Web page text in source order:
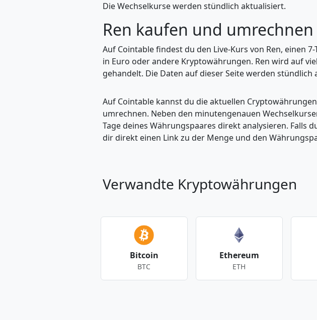
Die Wechselkurse werden stündlich aktualisiert.
Ren kaufen und umrechnen
Auf Cointable findest du den Live-Kurs von Ren, einen
in Euro oder andere Kryptowährungen. Ren wird auf
gehandelt. Die Daten auf dieser Seite werden stündlich
Auf Cointable kannst du die aktuellen
umrechnen. Neben den minutengenauen
Tage deines Währungspaares direkt analysieren.
dir direkt einen Link zu der Menge und den
Verwandte Kryptowährungen
Bitcoin
BTC
Ethereum
ETH